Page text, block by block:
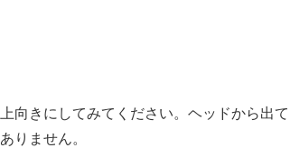
向きにしてみてください。ヘッドから出て
りません。